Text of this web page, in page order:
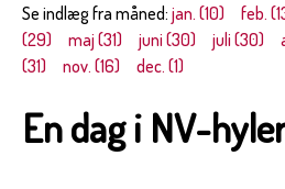
Se indlæg fra måned: jan. (10) feb.
(29)
maj (31) juni (30) juli (30)
(31)
nov. (16) dec. (1)
En dag i NV-